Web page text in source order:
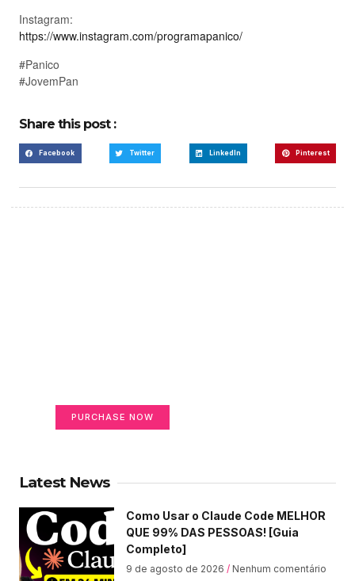
Instagram:
https://www.instagram.com/programapanico/
#Panico
#JovemPan
Share this post :
Facebook Twitter LinkedIn Pinterest
PURCHASE NOW
Latest News
Como Usar o Claude Code MELHOR
QUE 99% DAS PESSOAS! [Guia
Completo]
9 de agosto de 2026 Nenhum comentário